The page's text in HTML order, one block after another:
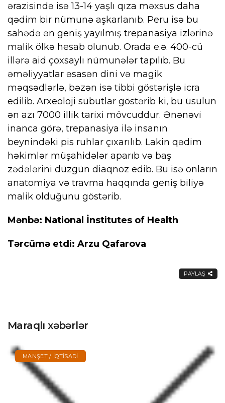
ərazisində isə 13-14 yaşlı qıza məxsus daha
qədim bir nümunə aşkarlanıb. Peru isə bu
sahədə ən geniş yayılmış trepanasiya izlərinə
malik ölkə hesab olunub. Orada e.ə. 400-cü
illərə aid çoxsaylı nümunələr tapılıb. Bu
əməliyyatlar əsasən dini və magik
məqsədlərlə, bəzən isə tibbi göstərişlə icra
edilib. Arxeoloji sübutlar göstərib ki, bu üsulun
ən azı 7000 illik tarixi mövcuddur. Ənənəvi
inanca görə, trepanasiya ilə insanın
beynindəki pis ruhlar çıxarılıb. Lakin qədim
həkimlər müşahidələr aparıb və baş
zədələrini düzgün diaqnoz edib. Bu isə onların
anatomiya və travma haqqında geniş biliyə
malik olduğunu göstərib.
Mənbə: National İnstitutes of Health
Tərcümə etdi: Arzu Qafarova
PAYLAŞ
Maraqlı xəbərlər
MANŞET / İQTISADI